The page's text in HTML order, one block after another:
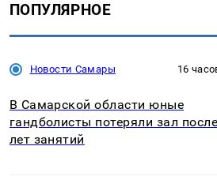
ПОПУЛЯРНОЕ
Новости Самары 16
В Самарской области юные
гандболисты потеряли зал
лет занятий